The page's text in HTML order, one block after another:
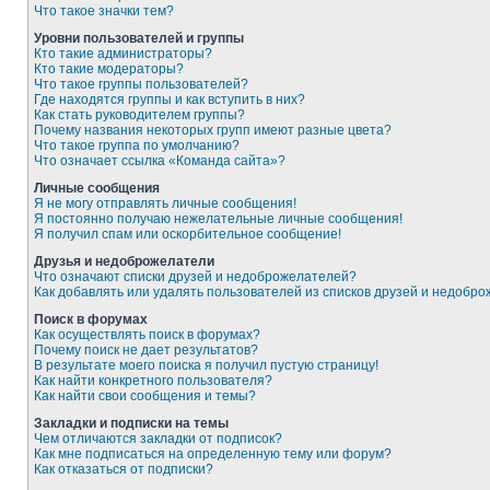
Что такое значки тем?
Уровни пользователей и группы
Кто такие администраторы?
Кто такие модераторы?
Что такое группы пользователей?
Где находятся группы и как вступить в них?
Как стать руководителем группы?
Почему названия некоторых групп имеют разные цвета?
Что такое группа по умолчанию?
Что означает ссылка «Команда сайта»?
Личные сообщения
Я не могу отправлять личные сообщения!
Я постоянно получаю нежелательные личные сообщения!
Я получил спам или оскорбительное сообщение!
Друзья и недоброжелатели
Что означают списки друзей и недоброжелателей?
Как добавлять или удалять пользователей из списков друзей и
Поиск в форумах
Как осуществлять поиск в форумах?
Почему поиск не дает результатов?
В результате моего поиска я получил пустую страницу!
Как найти конкретного пользователя?
Как найти свои сообщения и темы?
Закладки и подписки на темы
Чем отличаются закладки от подписок?
Как мне подписаться на определенную тему или форум?
Как отказаться от подписки?